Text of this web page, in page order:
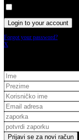
Forgot your password?
X